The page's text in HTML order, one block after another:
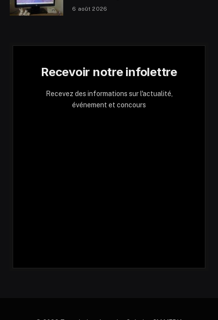
6 août 2026
Recevoir notre infolettre
Recevez des informations sur l'actualité,
événement et concours